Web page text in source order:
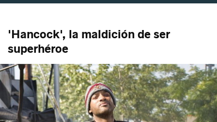
'Hancock', la maldición de ser
superhéroe